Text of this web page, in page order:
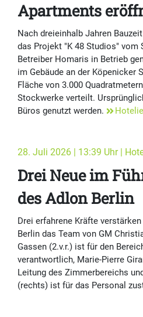
Apartments
Nach dreieinhalb Jahren
das Projekt "K 48 Studios" vom
Betreiber Homaris in Betrieb
im Gebäude an der Köpenicker
Fläche von 3.000
Stockwerke verteilt.
Büros genutzt werden.
28. Juli 2026 | 13:39 Uhr |
Drei Neue im
des Adlon Berlin
Drei erfahrene Kräfte
Berlin das Team von GM
Gassen (2.v.r.) ist für den
verantwortlich, Marie-Pierre
Leitung des Zimmerbereichs
(rechts) ist für das Personal